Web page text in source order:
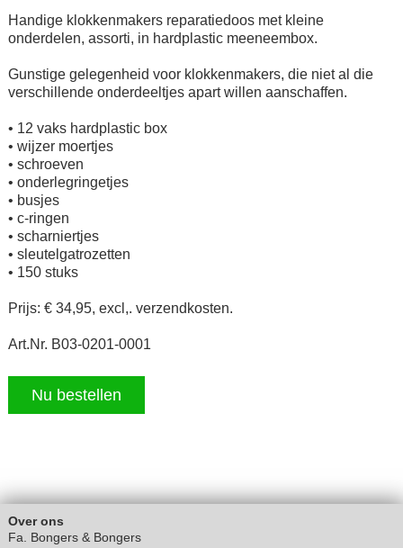
Handige klokkenmakers reparatiedoos met kleine
onderdelen, assorti, in hardplastic meeneembox.
Gunstige gelegenheid voor klokkenmakers, die niet al die
verschillende onderdeeltjes apart willen aanschaffen.
• 12 vaks hardplastic box
• wijzer moertjes
• schroeven
• onderlegringetjes
• busjes
• c-ringen
• scharniertjes
• sleutelgatrozetten
• 150 stuks
Prijs: € 34,95, excl,. verzendkosten.
Art.Nr. B03-0201-0001
Nu bestellen
Over ons
Fa. Bongers & Bongers